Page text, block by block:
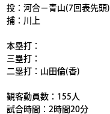
投：河合－青山(7回表先頭)
捕：川上
本塁打：
三塁打：
二塁打：山田倫(香)
観客動員数：155人
試合時間：2時間20分